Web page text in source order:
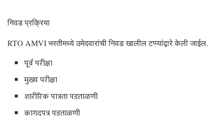
निवड प्रक्रिया
RTO AMVI भरतीमध्ये उमेदवारांची निवड खालील टप्प्यांद्वारे केली जाईल.
पूर्व परीक्षा
मुख्य परीक्षा
शारीरिक पात्रता पडताळणी
कागदपत्र पडताळणी